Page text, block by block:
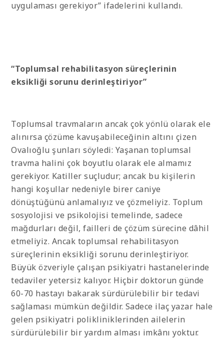
uygulaması gerekiyor” ifadelerini kullandı.
“Toplumsal rehabilitasyon süreçlerinin
eksikliği sorunu derinleştiriyor”
Toplumsal travmaların ancak çok yönlü olarak ele
alınırsa çözüme kavuşabileceğinin altını çizen
Ovalıoğlu şunları söyledi: Yaşanan toplumsal
travma halini çok boyutlu olarak ele almamız
gerekiyor. Katiller suçludur; ancak bu kişilerin
hangi koşullar nedeniyle birer caniye
dönüştüğünü anlamalıyız ve çözmeliyiz. Toplum
sosyolojisi ve psikolojisi temelinde, sadece
mağdurları değil, failleri de çözüm sürecine dâhil
etmeliyiz. Ancak toplumsal rehabilitasyon
süreçlerinin eksikliği sorunu derinleştiriyor.
Büyük özveriyle çalışan psikiyatri hastanelerinde
tedaviler yetersiz kalıyor. Hiçbir doktorun günde
60-70 hastayı bakarak sürdürülebilir bir tedavi
sağlaması mümkün değildir. Sadece ilaç yazar hale
gelen psikiyatri polikliniklerinden ailelerin
sürdürülebilir bir yardım alması imkânı yoktur.